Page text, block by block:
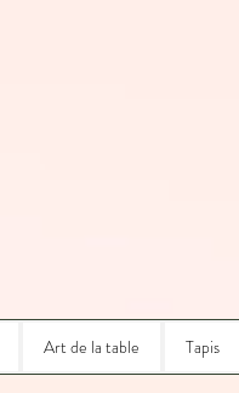
Art de la table Tapis